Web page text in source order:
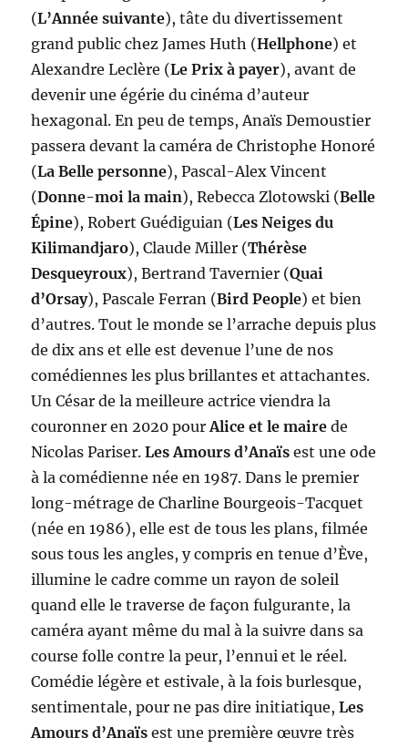
(L’Année suivante), tâte du divertissement
grand public chez James Huth (Hellphone) et
Alexandre Leclère (Le Prix à payer), avant de
devenir une égérie du cinéma d’auteur
hexagonal. En peu de temps, Anaïs Demoustier
passera devant la caméra de Christophe Honoré
(La Belle personne), Pascal-Alex Vincent
(Donne-moi la main), Rebecca Zlotowski (Belle
Épine), Robert Guédiguian (Les Neiges du
Kilimandjaro), Claude Miller (Thérèse
Desqueyroux), Bertrand Tavernier (Quai
d’Orsay), Pascale Ferran (Bird People) et bien
d’autres. Tout le monde se l’arrache depuis plus
de dix ans et elle est devenue l’une de nos
comédiennes les plus brillantes et attachantes.
Un César de la meilleure actrice viendra la
couronner en 2020 pourAlice et le mairede
Nicolas Pariser.Les Amours d’Anaïs est une ode
à la comédienne née en 1987. Dans le premier
long-métrage de Charline Bourgeois-Tacquet
(née en 1986), elle est de tous les plans, filmée
sous tous les angles, y compris en tenue d’Ève,
illumine le cadre comme un rayon de soleil
quand elle le traverse de façon fulgurante, la
caméra ayant même du mal à la suivre dans sa
course folle contre la peur, l’ennui et le réel.
Comédie légère et estivale, à la fois burlesque,
sentimentale, pour ne pas dire initiatique,Les
Amours d’Anaïs est une première œuvre très